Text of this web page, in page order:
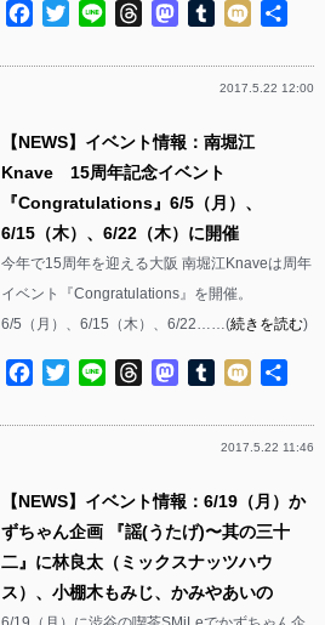
Facebook
TwitterLine ThreadsMastodon
Tumblr
Mixi
2017.5.22 12:00
【NEWS】イベント情報：南堀江
Knave 15周年記念イベント
『Congratulations』6/5（月）、
6/15（木）、6/22（木）に開催
今年で15周年を迎える大阪 南堀江Knaveは周年
イベント『Congratulations』を開催。
6/5（月）、6/15（木）、6/22……(続きを読む)
Facebook
TwitterLine ThreadsMastodon
Tumblr
Mixi
2017.5.22 11:46
【NEWS】イベント情報：6/19（月）か
ずちゃん企画 『謡(うたげ)〜其の三十
二』に林良太（ミックスナッツハウ
ス）、小棚木もみじ、かみやあいの